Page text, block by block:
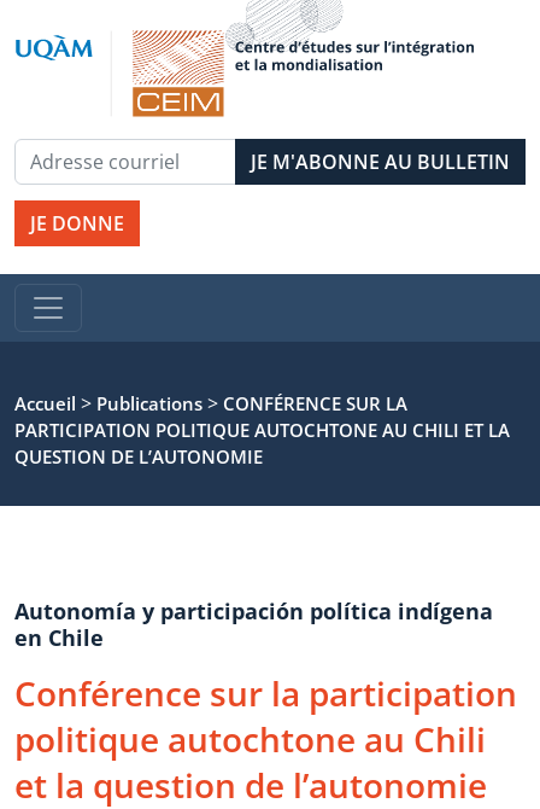
JE DONNE
Accueil > Publications > CONFÉRENCE SUR LA
PARTICIPATION POLITIQUE AUTOCHTONE AU CHILI ET LA
QUESTION DE L’AUTONOMIE
Autonomía y participación política indígena
en Chile
Conférence sur la participation
politique autochtone au Chili
et la question de l’autonomie